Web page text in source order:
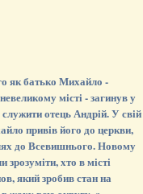
як батько Михайло -
місті - загинув у
отець Андрій. У свій
привів його до церкви,
до Всевишнього. Новому
хто в місті
який зробив стан на